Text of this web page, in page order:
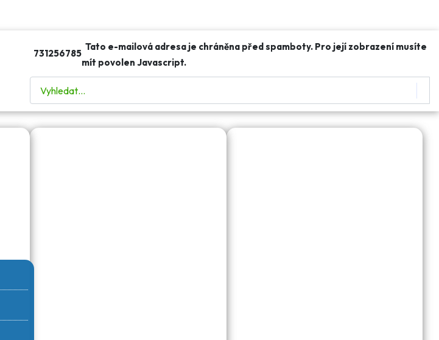
731256785
Tato e-mailová adresa je chráněna před spamboty. Pro její zobrazení musíte
mít povolen Javascript.